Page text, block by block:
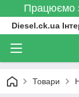
Працюємо
Diesel.ck.ua
Товари